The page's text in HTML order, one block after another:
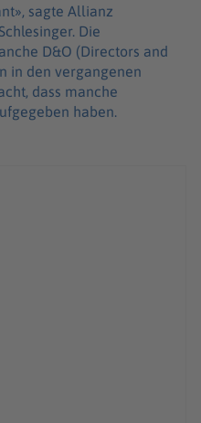
sagte Allianz
Die
D&O (Directors and
in den vergangenen
dass manche
haben.